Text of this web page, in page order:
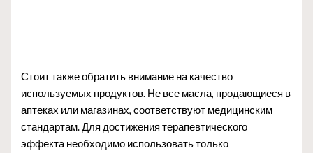
Стоит также обратить внимание на качество
используемых продуктов. Не все масла, продающиеся в
аптеках или магазинах, соответствуют медицинским
стандартам. Для достижения терапевтического
эффекта необходимо использовать только